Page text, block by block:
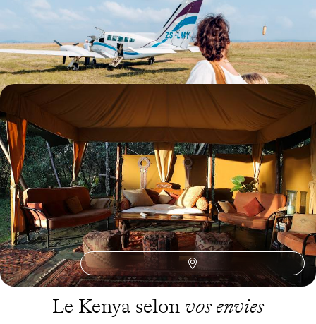
Survoler les régions les plus spectaculaires du Kenya, dormir dans des
lodges raffinés, pister la grande faune
9 jours, de 11000 à 14700 $ CA
Laikipia, Masai Mara, Volcans - Savanes du Kenya
et forêts du Rwanda
Conjuguer deux grands domaines de savane kényans et les fameux
gorilles du parc rwandais des Volcans
10 jours, de 16100 à 21000 $ CA
Toutes nos suggestions de voyages de luxe au Kenya (2)
Le Kenya selon vos envies